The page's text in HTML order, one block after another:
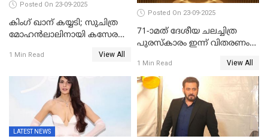
Posted On 23-09-2025
കിംഗ് ഖാന് കയ്യടി; സുചിത്ര
മോഹൻലാലിനായി കസേര
ഖാൻ
1 Min Read View All
Posted On 23-09-2025
71-ാമത് ദേശീയ ചലച്ചിത്ര
പുരസ്‌കാരം ഇന്ന് വിതരണം
1 Min Read View All
LATEST NEWS